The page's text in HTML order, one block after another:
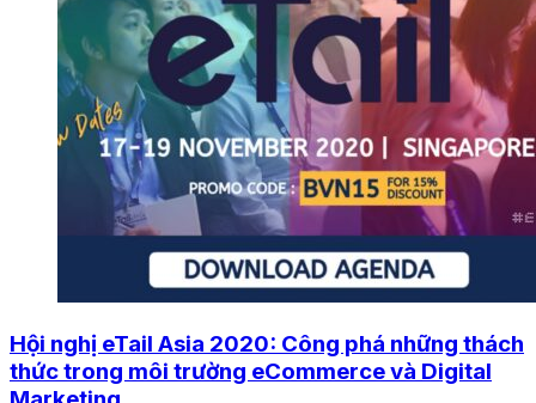
Hội nghị eTail Asia 2020: Công phá những thách
thức trong môi trường eCommerce và Digital